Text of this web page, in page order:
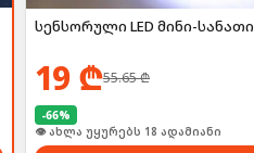
სენსორული LED მინი-სანათი
19₾55.65₾
-66%
🛒 ბოლო 24სთ-ში იყიდა 25-მა